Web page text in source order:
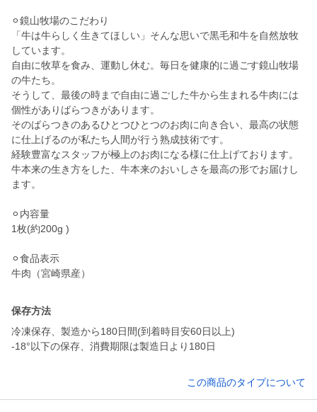
⚪︎鏡山牧場のこだわり
「牛は牛らしく生きてほしい」そんな思いで黒毛和牛を自然放牧
しています。
自由に牧草を食み、運動し休む。毎日を健康的に過ごす鏡山牧場
の牛たち。
そうして、最後の時まで自由に過ごした牛から生まれる牛肉には
個性がありばらつきがあります。
そのばらつきのあるひとつひとつのお肉に向き合い、最高の状態
に仕上げるのが私たち人間が行う熟成技術です。
経験豊富なスタッフが極上のお肉になる様に仕上げております。
牛本来の生き方をした、牛本来のおいしさを最高の形でお届けし
ます。
⚪︎内容量
1枚(約200g )
⚪︎食品表示
保存方法
冷凍保存、製造から180日間(到着時目安60日以上)
-18°以下の保存、消費期限は製造日より180日
この商品のタイプについて